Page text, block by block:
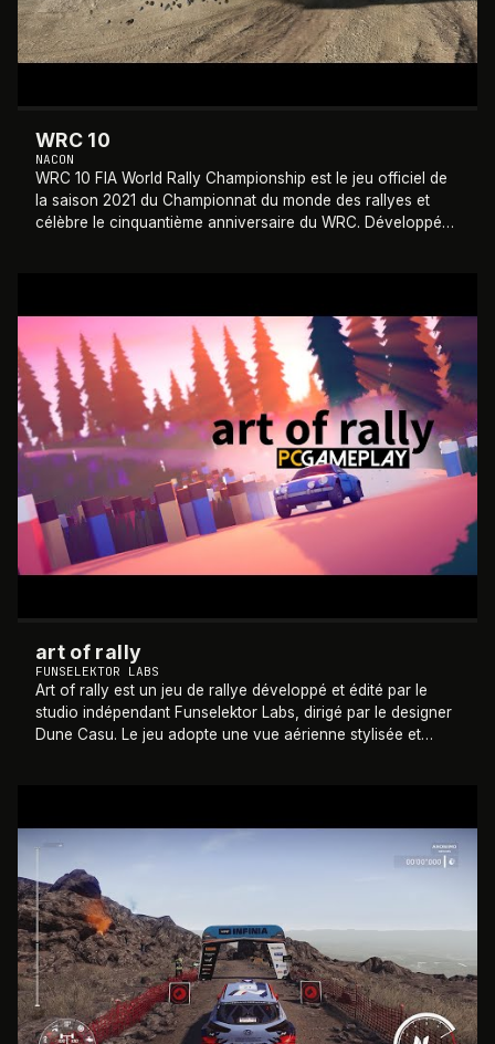
WRC 10
NACON
WRC 10 FIA World Rally Championship est le jeu officiel de
la saison 2021 du Championnat du monde des rallyes et
célèbre le cinquantième anniversaire du WRC. Développé
art of rally
FUNSELEKTOR LABS
Art of rally est un jeu de rallye développé et édité par le
studio indépendant Funselektor Labs, dirigé par le designer
Dune Casu. Le jeu adopte une vue aérienne stylisée et